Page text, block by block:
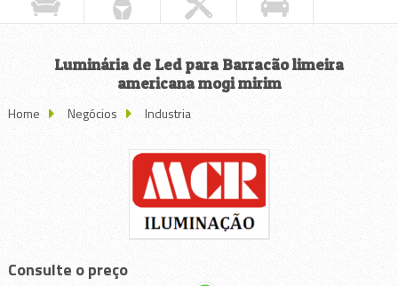
Luminária de Led para Barracão limeira
americana mogi mirim
Home
Negócios Industria
Consulte o preço